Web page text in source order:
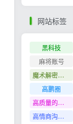
网站标签
黑科技
麻将账号
魔术解密教程
高鹏圈
高质量的问答和知识分享
高情商沟通管理课